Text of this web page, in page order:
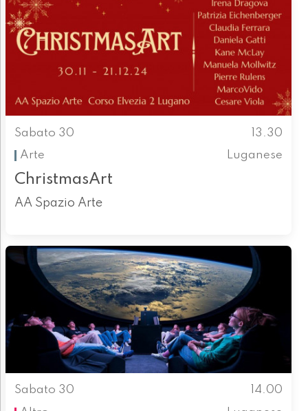
Sabato 30
13.30
Arte
Luganese
ChristmasArt
AA Spazio Arte
Sabato 30
14.00